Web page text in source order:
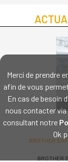
Merci de prendre
afin de vous
En cas de besoin
nous contacter
consultant notre
Ok
BROTHER
BROTHER